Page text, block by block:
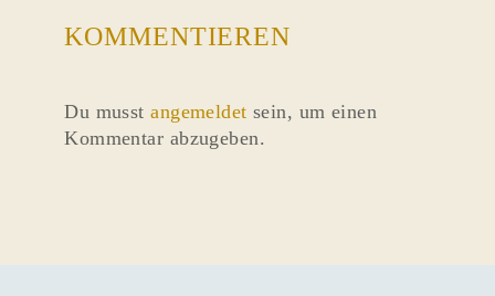
KOMMENTIEREN
Du musstangemeldet sein, um einen
Kommentar abzugeben.